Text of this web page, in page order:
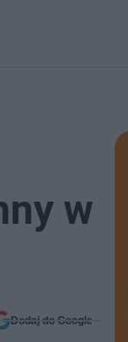
w
Dodaj do Google